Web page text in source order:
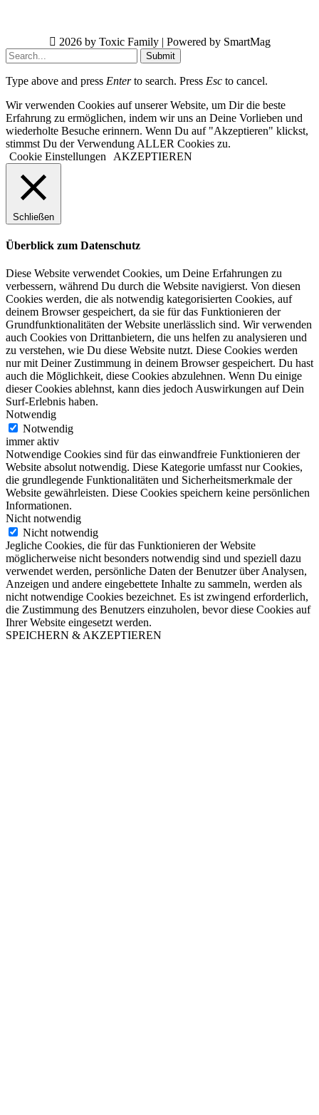
2026 by Toxic Family | Powered by SmartMag
Submit
Type above and press Enterto search. Press Esc to cancel.
Wir verwenden Cookies auf unserer Website, um Dir die beste
Erfahrung zu ermöglichen, indem wir uns an Deine Vorlieben und
wiederholte Besuche erinnern. Wenn Du auf "Akzeptieren" klickst,
stimmst Du der Verwendung ALLER Cookies zu.
Cookie Einstellungen
AKZEPTIEREN
Schließen
Überblick zum Datenschutz
Diese Website verwendet Cookies, um Deine Erfahrungen zu
verbessern, während Du durch die Website navigierst. Von diesen
Cookies werden, die als notwendig kategorisierten Cookies, auf
deinem Browser gespeichert, da sie für das Funktionieren der
Grundfunktionalitäten der Website unerlässlich sind. Wir verwenden
auch Cookies von Drittanbietern, die uns helfen zu analysieren und
zu verstehen, wie Du diese Website nutzt. Diese Cookies werden
nur mit Deiner Zustimmung in deinem Browser gespeichert. Du hast
auch die Möglichkeit, diese Cookies abzulehnen. Wenn Du einige
dieser Cookies ablehnst, kann dies jedoch Auswirkungen auf Dein
Surf-Erlebnis haben.
Notwendig
Notwendig
immer aktiv
Notwendige Cookies sind für das einwandfreie Funktionieren der
Website absolut notwendig. Diese Kategorie umfasst nur Cookies,
die grundlegende Funktionalitäten und Sicherheitsmerkmale der
Website gewährleisten. Diese Cookies speichern keine persönlichen
Informationen.
Nicht notwendig
Nicht notwendig
Jegliche Cookies, die für das Funktionieren der Website
möglicherweise nicht besonders notwendig sind und speziell dazu
verwendet werden, persönliche Daten der Benutzer über Analysen,
Anzeigen und andere eingebettete Inhalte zu sammeln, werden als
nicht notwendige Cookies bezeichnet. Es ist zwingend erforderlich,
die Zustimmung des Benutzers einzuholen, bevor diese Cookies auf
Ihrer Website eingesetzt werden.
SPEICHERN & AKZEPTIEREN